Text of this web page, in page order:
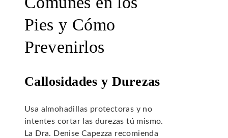
Pies y Cómo
Prevenirlos
Callosidades y Durezas
Usa almohadillas protectoras y no
intentes cortar las durezas tú mismo.
La Dra. Denise Capezza recomienda